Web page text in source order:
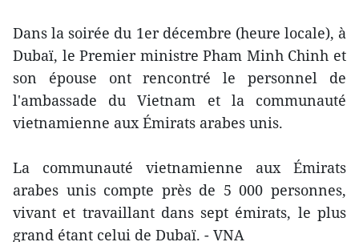
Dans la soirée du 1er décembre (heure locale), à
Dubaï, le Premier ministre Pham Minh Chinh et
son épouse ont rencontré le personnel de
l'ambassade du Vietnam et la communauté
vietnamienne aux Émirats arabes unis.
La communauté vietnamienne aux Émirats
arabes unis compte près de 5 000 personnes,
vivant et travaillant dans sept émirats, le plus
grand étant celui de Dubaï. - VNA